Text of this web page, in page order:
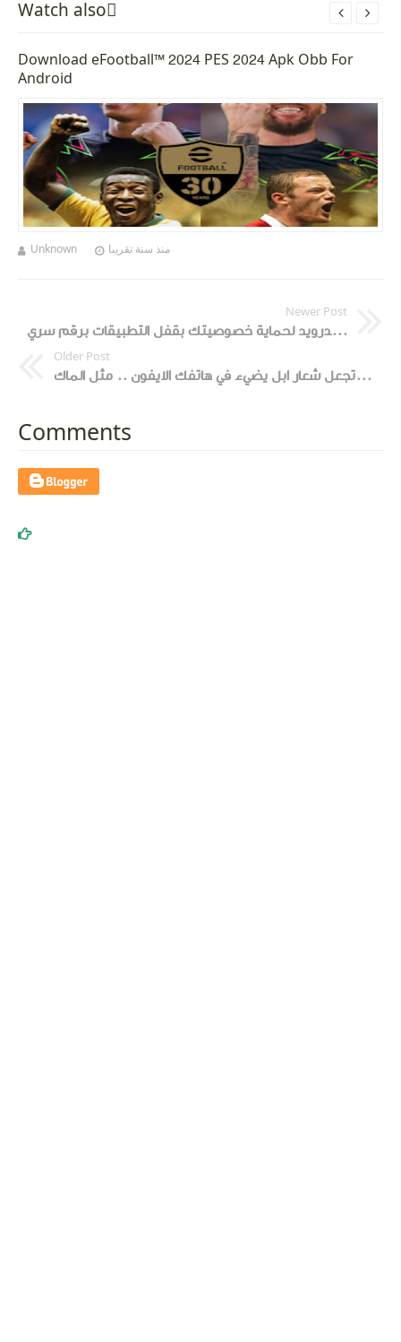
Watch alsoً
Download eFootball™ 2024 PES 2024 Apk Obb For
Android
Unknown منذ سنة تقريبا
 
Newer Post
افضل 3 تطبيقات للاندرويد لحماية خصوصيتك بقفل التطبيقات برقم سري
Older Post
تعلم كيف تجعل شعار ابل يضيء في هاتفك الايفون .. مثل الماك !!
Comments